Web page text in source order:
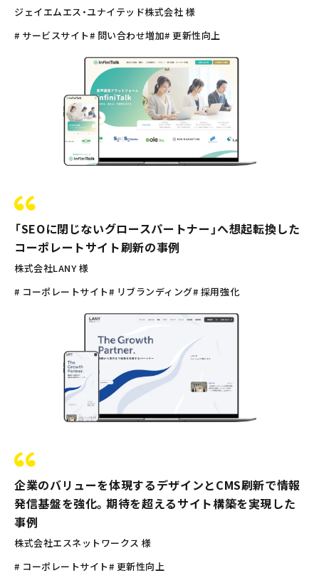
ジェイエムエス・ユナイテッド株式会社 様
# サービスサイト# 問い合わせ増加# 更新性向上
「SEOに閉じないグロースパートナー」へ想起転換した
コーポレートサイト刷新の事例
株式会社LANY 様
# コーポレートサイト# リブランディング# 採用強化
企業のバリューを体現するデザインとCMS刷新で情報
発信基盤を強化。期待を超えるサイト構築を実現した
事例
株式会社エスネットワークス 様
# コーポレートサイト# 更新性向上